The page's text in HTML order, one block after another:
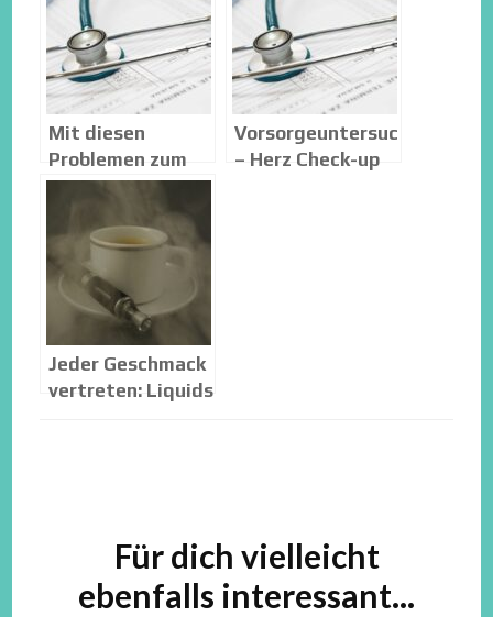
Mit diesen
Problemen zum
Kardiologen
Vorsorgeuntersuchungen
– Herz Check-up
Jeder Geschmack
vertreten: Liquids
Beitragsnavigation
Für dich vielleicht
ebenfalls interessant...